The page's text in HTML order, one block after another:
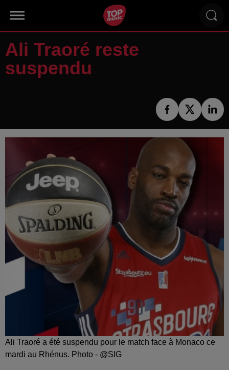
Ali Traoré reste
suspendu
Ali Traoré a été suspendu pour le match face à Monaco ce
mardi au Rhénus. Photo - @SIG